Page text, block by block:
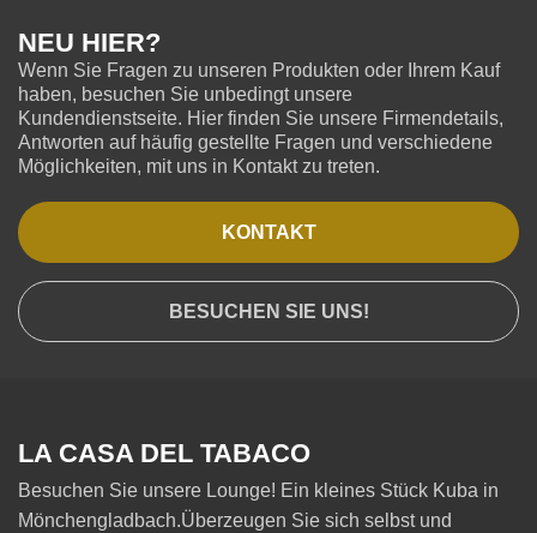
NEU HIER?
Wenn Sie Fragen zu unseren Produkten oder Ihrem Kauf
haben, besuchen Sie unbedingt unsere
Kundendienstseite. Hier finden Sie unsere Firmendetails,
Antworten auf häufig gestellte Fragen und verschiedene
Möglichkeiten, mit uns in Kontakt zu treten.
KONTAKT
BESUCHEN SIE UNS!
LA CASA DEL TABACO
Besuchen Sie unsere Lounge! Ein kleines Stück Kuba in
Mönchengladbach.Überzeugen Sie sich selbst und